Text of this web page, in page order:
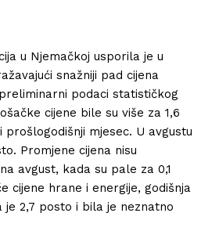
u Njemačkoj usporila je u
snažniji pad cijena
podaci statističkog
cijene bile su više za 1,6
prošlogodišnji mjesec. U avgustu
Promjene cijena nisu
avgust, kada su pale za 0,1
cijene hrane i energije, godišnja
je 2,7 posto i bila je neznatno